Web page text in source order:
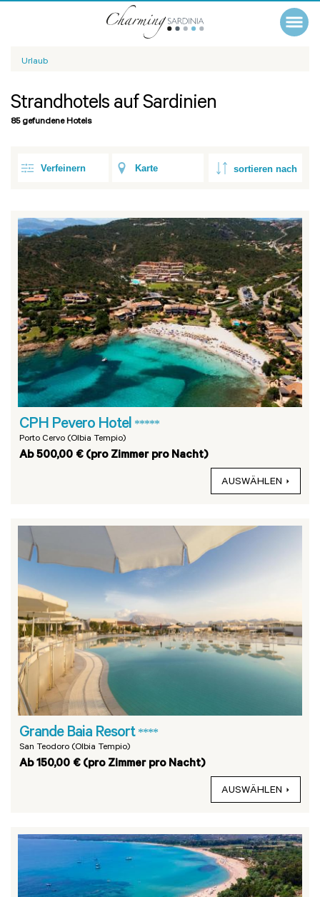
Urlaub
Strandhotels auf Sardinien
85 gefundene Hotels
Verfeinern Karte
CPH Pevero Hotel *****
Porto Cervo (Olbia Tempio)
Ab 500,00 € (pro Zimmer pro Nacht)
AUSWÄHLEN
Grande Baia Resort ****
San Teodoro (Olbia Tempio)
Ab 150,00 € (pro Zimmer pro Nacht)
AUSWÄHLEN